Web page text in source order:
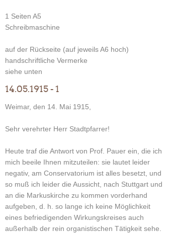
1 Seiten A5
Schreibmaschine
auf der Rückseite (auf jeweils A6 hoch)
handschriftliche Vermerke
siehe unten
14.05.1915 - 1
Weimar, den 14. Mai 1915,
Sehr verehrter Herr Stadtpfarrer!
Heute traf die Antwort von Prof. Pauer ein, die ich
mich beeile Ihnen mitzuteilen: sie lautet leider
negativ, am Conservatorium ist alles besetzt, und
so muß ich leider die Aussicht, nach Stuttgart und
an die Markuskirche zu kommen vorderhand
aufgeben, d. h. so lange ich keine Möglichkeit
eines befriedigenden Wirkungskreises auch
außerhalb der rein organistischen Tätigkeit sehe.